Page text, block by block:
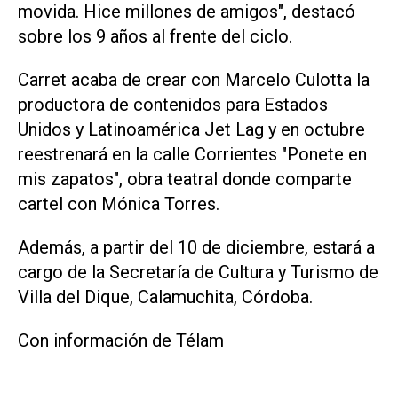
movida. Hice millones de amigos", destacó
sobre los 9 años al frente del ciclo.
Carret acaba de crear con Marcelo Culotta la
productora de contenidos para Estados
Unidos y Latinoamérica Jet Lag y en octubre
reestrenará en la calle Corrientes "Ponete en
mis zapatos", obra teatral donde comparte
cartel con Mónica Torres.
Además, a partir del 10 de diciembre, estará a
cargo de la Secretaría de Cultura y Turismo de
Villa del Dique, Calamuchita, Córdoba.
Con información de Télam